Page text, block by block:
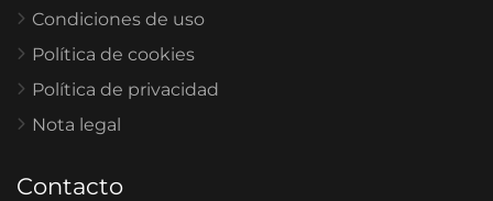
Condiciones de uso
Política de cookies
Política de privacidad
Nota legal
Contacto